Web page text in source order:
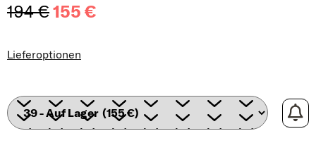
194 €155 €
Lieferoptionen